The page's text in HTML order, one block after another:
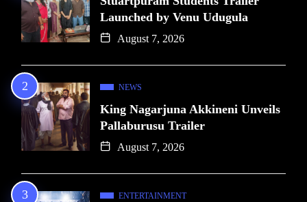
Launched by Venu Udugula
August 7, 2026
NEWS
King Nagarjuna Akkineni Unveils
Pallaburusu Trailer
August 7, 2026
ENTERTAINMENT